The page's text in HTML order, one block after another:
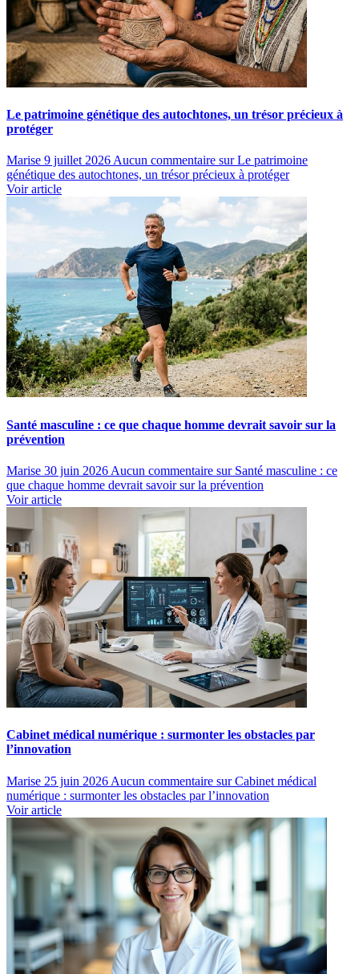
Le patrimoine génétique des autochtones, un trésor précieux à
protéger
Marise 9 juillet 2026Aucun commentaire sur Le patrimoine
génétique des autochtones, un trésor précieux à protéger
Voir article
Santé masculine : ce que chaque homme devrait savoir sur la
prévention
Marise 30 juin 2026 Aucun commentaire sur Santé masculine : ce
que chaque homme devrait savoir sur la prévention
Voir article
Cabinet médical numérique : surmonter les obstacles par
l’innovation
Marise 25 juin 2026 Aucun commentaire sur Cabinet médical
numérique : surmonter les obstacles par l’innovation
Voir article